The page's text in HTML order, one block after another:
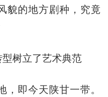
貌的地方剧种，究竟
树立了艺术典范
即今天陕甘一带。